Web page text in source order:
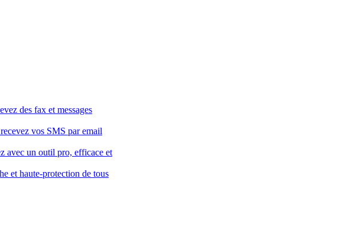
des fax et messages
vos SMS par email
avec un outil pro, efficace et
et haute-protection de tous